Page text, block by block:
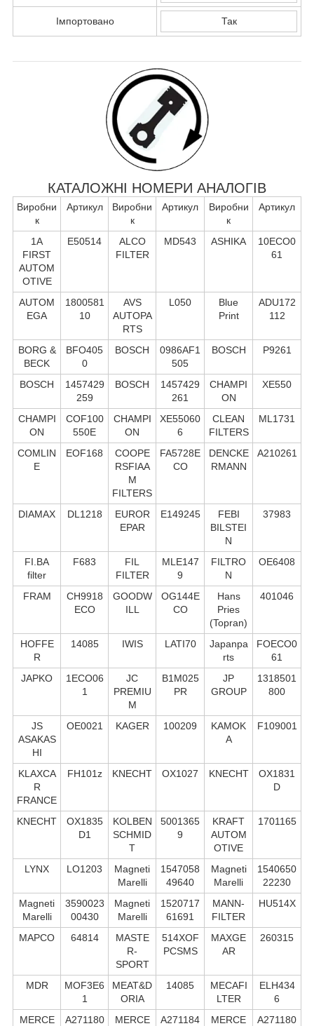
Імпортовано Так
КАТАЛОЖНІ НОМЕРИ АНАЛОГІВ
Виробни
к
Артикул
Виробни
к
Артикул
Виробни
к
Артикул
1A
FIRST
AUTOM
OTIVE
E50514
ALCO
FILTER
MD543 ASHIKA
10ECO0
61
AUTOM
EGA
1800581
10
AVS
AUTOPA
RTS
L050
Blue
Print
ADU172
112
BORG &
BECK
BFO405
0
BOSCH
0986AF1
505
BOSCH P9261
BOSCH
1457429
259
BOSCH
1457429
261
CHAMPI
ON
XE550
CHAMPI
ON
COF100
550E
CHAMPI
ON
XE55060
6
CLEAN
FILTERS
ML1731
COMLIN
E
EOF168
COOPE
RSFIAA
M
FILTERS
FA5728E
CO
DENCKE
RMANN
A210261
DIAMAX DL1218
EUROR
EPAR
E149245
FEBI
BILSTEI
N
37983
FI.BA
filter
F683
FIL
FILTER
MLE147
9
FILTRO
N
OE6408
FRAM
CH9918
ECO
GOODW
ILL
OG144E
CO
Hans
Pries
(Topran)
401046
HOFFE
R
14085 IWIS LATI70
Japanpa
rts
FOECO0
61
JAPKO
1ECO06
1
JC
PREMIU
M
B1M025
PR
JP
GROUP
1318501
800
JS
ASAKAS
HI
OE0021 KAGER 100209
KAMOK
A
F109001
KLAXCA
R
FRANCE
FH101z KNECHT OX1027 KNECHT
OX1831
D
KNECHT
OX1835
D1
KOLBEN
SCHMID
T
5001365
9
KRAFT
AUTOM
OTIVE
1701165
LYNX LO1203
Magneti
Marelli
1547058
49640
Magneti
Marelli
1540650
22230
Magneti
Marelli
3590023
00430
Magneti
Marelli
1520717
61691
MANN-
FILTER
HU514X
MAPCO 64814
MASTE
R-
SPORT
514XOF
PCSMS
MAXGE
AR
260315
MDR
MOF3E6
1
MEAT&D
ORIA
14085
MECAFI
LTER
ELH434
6
MERCE
A271180
MERCE
A271184
MERCE
A271180